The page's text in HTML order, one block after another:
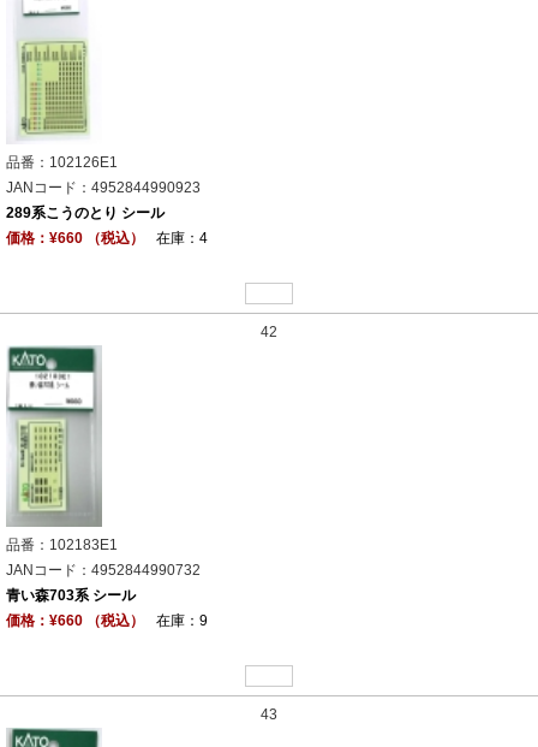
品番：102126E1
JANコード：4952844990923
289系こうのとり シール
価格：¥660 （税込）
在庫：4
42
品番：102183E1
JANコード：4952844990732
青い森703系 シール
価格：¥660 （税込）
在庫：9
43